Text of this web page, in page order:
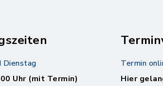
Dienstag
Uhr (mit Termin)
Termin
Hier